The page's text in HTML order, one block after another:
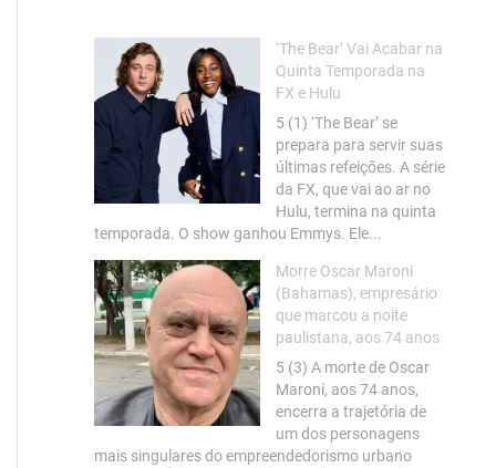
‘The Bear’ Vai Acabar na
Quinta Temporada na
FX e Hulu
5 (1) ‘The Bear’ se
prepara para servir suas
últimas refeições. A série
da FX, que vai ao ar no
Hulu, termina na quinta
temporada. O show ganhou Emmys. Ele...
Morre Oscar Maroni
(Bahamas), empresário
que marcou a noite
paulistana, aos 74 anos
5 (3) A morte de Oscar
Maroni, aos 74 anos,
encerra a trajetória de
um dos personagens
mais singulares do empreendedorismo urbano